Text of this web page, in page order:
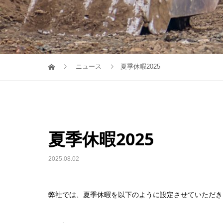
ニュース 夏季休暇2025
夏季休暇2025
2025.08.02
弊社では、夏季休暇を以下のように設定させていただ